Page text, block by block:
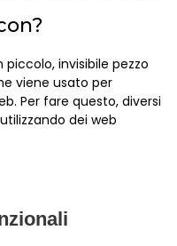
invisibile pezzo
viene usato per
Per fare questo, diversi
dei web